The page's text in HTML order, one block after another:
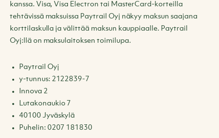
kanssa. Visa, Visa Electron tai MasterCard-korteilla
tehtävissä maksuissa Paytrail Oyj näkyy maksun saajana
korttilaskulla ja välittää maksun kauppiaalle. Paytrail
Oyj:llä on maksulaitoksen toimilupa.
Paytrail Oyj
y-tunnus: 2122839-7
Innova 2
Lutakonaukio 7
40100 Jyväskylä
Puhelin: 0207 181830